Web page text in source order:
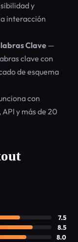
y
interacción
Clave—
clave con
de esquema
con
y más de 20
7.5
8.5
8.0